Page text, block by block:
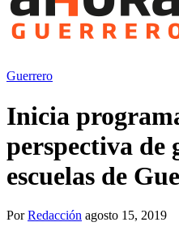
Guerrero
Inicia
perspectiva de
escuelas de
PorRedacción agosto 15, 2019